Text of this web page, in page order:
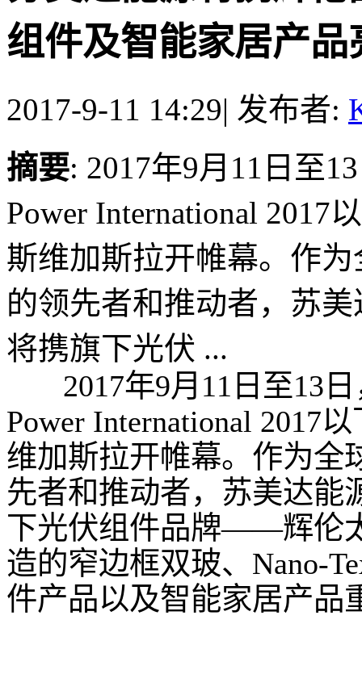
组件及智能家居产品
2017-9-11 14:29| 发布者:
摘要: 2017年9月11日至
Power International 2017
斯维加斯拉开帷幕。作
的领先者和推动者，苏
将携旗下光伏 ...
2017年9月11日至13日
Power International 2017
维加斯拉开帷幕。作为全
先者和推动者，苏美达能
下光伏组件品牌——辉伦
造的窄边框双玻、Nano-
件产品以及智能家居产品